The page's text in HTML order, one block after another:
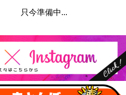
只今準備中...